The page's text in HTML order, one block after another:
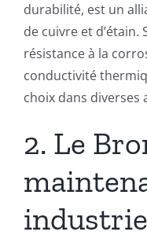
durabilité, est un
de cuivre et d’étain.
résistance à la
conductivité
choix dans
2. Le